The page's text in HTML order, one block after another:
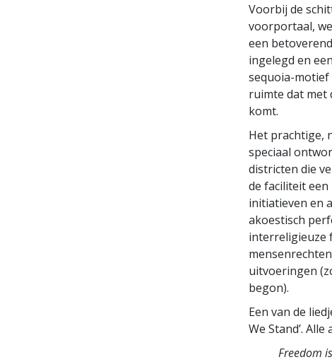
Voorbij de
voorportaal,
een
ingelegd en
sequoia-
ruimte dat met
komt.
Het prachtige,
speciaal
districten die
de faciliteit
initiatieven en
akoestisch
interreligieuze
uitvoeringen
begon).
Een van de
We Stand’.
Freedom